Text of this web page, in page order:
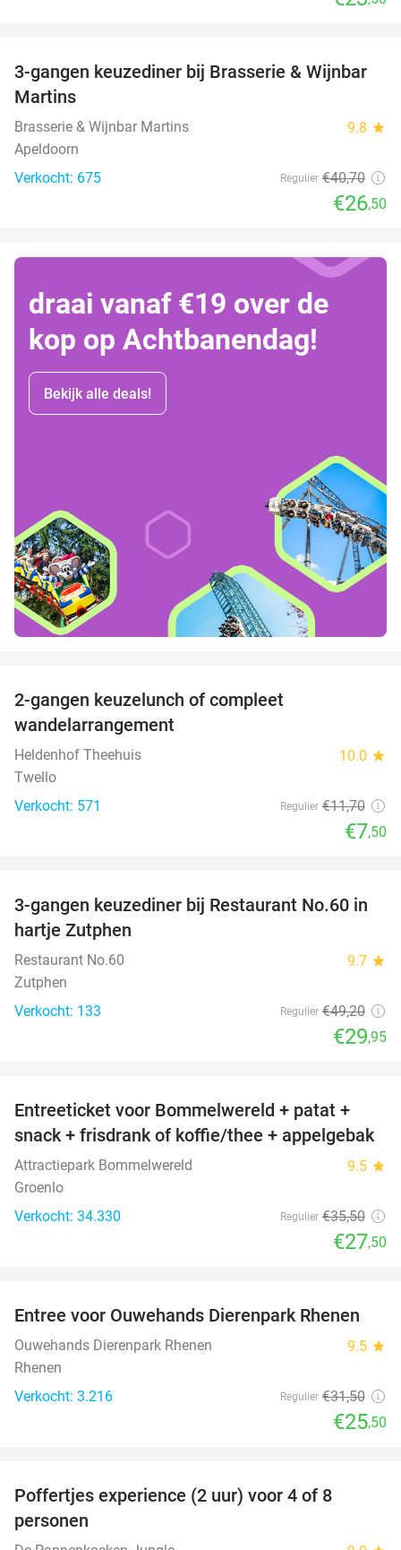
35%
3-gangen keuzediner bij Brasserie & Wijnbar
Martins
Brasserie & Wijnbar Martins 9.8 star
Apeldoorn
Verkocht: 675
Regulier €40,70
€26,50
draai vanaf €19 over de
kop op Achtbanendag!
Bekijk alle deals!
2-gangen keuzelunch of compleet
wandelarrangement
Heldenhof Theehuis 10.0 star
Twello
Verkocht: 571
Regulier €11,70
€7,50
39%
3-gangen keuzediner bij Restaurant No.60 in
hartje Zutphen
Restaurant No.60 9.7 star
Zutphen
Verkocht: 133
Regulier €49,20
€29,95
23%
Entreeticket voor Bommelwereld + patat +
snack + frisdrank of koffie/thee + appelgebak
Attractiepark Bommelwereld 9.5 star
Groenlo
Verkocht: 34.330
Regulier €35,50
€27,50
19%
Entree voor Ouwehands Dierenpark Rhenen
Ouwehands Dierenpark Rhenen 9.5 star
Rhenen
Verkocht: 3.216
Regulier €31,50
€25,50
Poffertjes experience (2 uur) voor 4 of 8
personen